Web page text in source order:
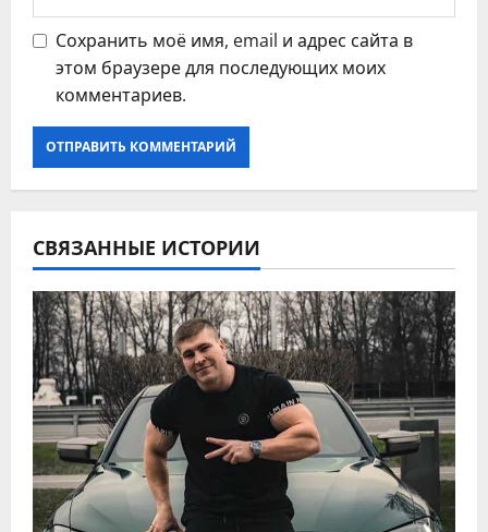
Сохранить моё имя, email и адрес сайта в
этом браузере для последующих моих
комментариев.
СВЯЗАННЫЕ ИСТОРИИ